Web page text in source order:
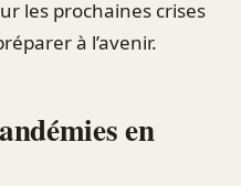
les prochaines crises
à l’avenir.
en